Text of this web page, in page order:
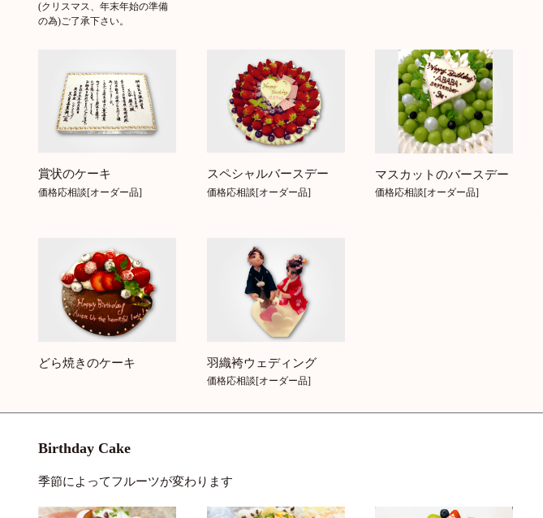
(クリスマス、年末年始の準備
の為)ご了承下さい。
賞状のケーキ
価格応相談[オーダー品]
スペシャルバースデー
価格応相談[オーダー品]
マスカットのバースデー
価格応相談[オーダー品]
どら焼きのケーキ 羽織袴ウェディング
価格応相談[オーダー品]
Birthday Cake
季節によってフルーツが変わります